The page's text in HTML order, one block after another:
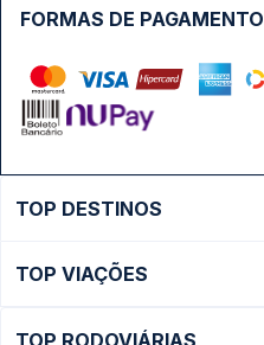
FORMAS DE PAGAMENTO
TOP DESTINOS
Ônibus São Paulo
TOP VIAÇÕES
TOP RODOVIÁRIAS